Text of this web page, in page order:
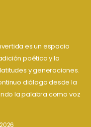
es un espacio
poética y la
y generaciones.
diálogo desde la
la palabra como voz